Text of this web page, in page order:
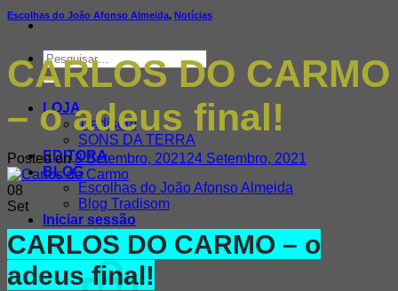
Pesquisar
por:
LOJA
Tradisom
SONS DA TERRA
EDITORA
BLOG
Escolhas do João Afonso Almeida
Blog Tradisom
Iniciar sessão
Carrinho /0,00€ 0
Escolhas do João Afonso Almeida, Notícias
CARLOS DO CARMO
– o adeus final!
Posted on8 Setembro, 202124 Setembro, 2021
08
Set
CARLOS DO CARMO – o
adeus final!